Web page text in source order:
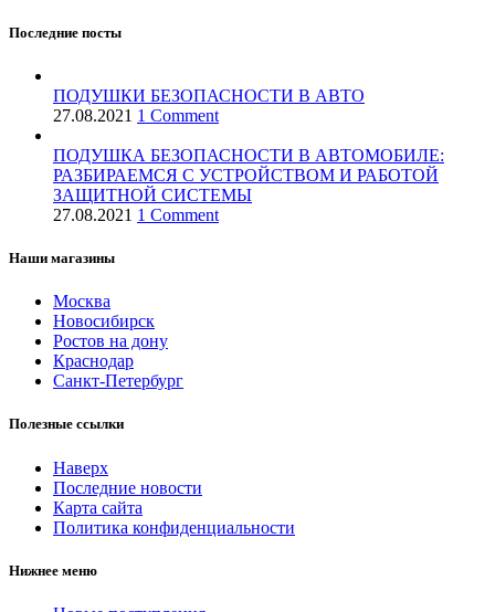
Последние посты
ПОДУШКИ БЕЗОПАСНОСТИ В АВТО
27.08.2021 1 Comment
ПОДУШКА БЕЗОПАСНОСТИ В АВТОМОБИЛЕ:
РАЗБИРАЕМСЯ С УСТРОЙСТВОМ И РАБОТОЙ
ЗАЩИТНОЙ СИСТЕМЫ
27.08.2021 1 Comment
Наши магазины
Москва
Новосибирск
Ростов на дону
Краснодар
Санкт-Петербург
Полезные ссылки
Наверх
Последние новости
Карта сайта
Политика конфиденциальности
Нижнее меню